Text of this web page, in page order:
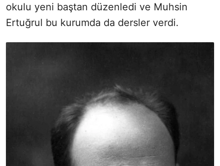
okulu yeni baştan düzenledi ve Muhsin
Ertuğrul bu kurumda da dersler verdi.